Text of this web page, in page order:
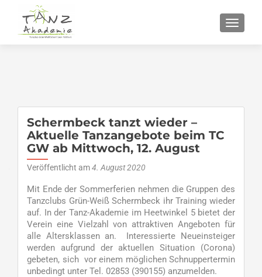
Schermbeck tanzt wieder –
Aktuelle Tanzangebote beim TC
GW ab Mittwoch, 12. August
Veröffentlicht am4. August 2020
Mit Ende der Sommerferien nehmen die Gruppen des
Tanzclubs Grün-Weiß Schermbeck ihr Training wieder
auf. In der Tanz-Akademie im Heetwinkel 5 bietet der
Verein eine Vielzahl von attraktiven Angeboten für
alle Altersklassen an. Interessierte Neueinsteiger
werden aufgrund der aktuellen Situation (Corona)
gebeten, sich vor einem möglichen Schnuppertermin
unbedingt unter Tel. 02853 (390155) anzumelden.